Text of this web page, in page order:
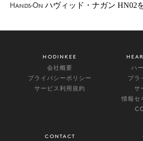
Hands-On ハヴィッド・ナガン HN02
HODINKEE
会社概要
プライバシーポリシー
サービス利用規約
ハ
プラ
サ
情報セ
CONTACT